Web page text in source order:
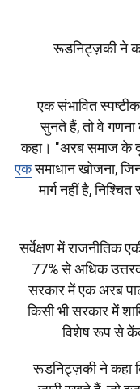
रूडनिट्ज़की ने
"एक संभावित
सुनते हैं, तो वे गणना
कहा। "अरब समाज के
एकसमाधान खोजना,
मार्ग नहीं है,
सर्वेक्षण में राजनीतिक
77% से अधिक
सरकार में एक अरब
किसी भी सरकार में
विशेष रूप से
रूडनिट्ज़की ने कहा